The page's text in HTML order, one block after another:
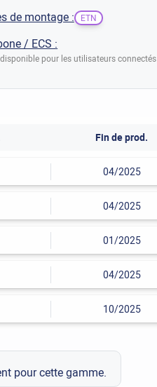
de montage :
ETN
/ ECS :
pour les utilisateurs connectés
Fin de prod.
04/2025
04/2025
01/2025
04/2025
10/2025
pour cette gamme.